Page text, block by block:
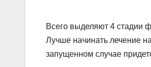
Всего выделяют 4 стадии
Лучше начинать лечение
запущенном случае